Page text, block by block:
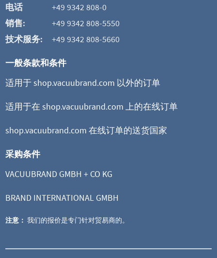
电话
+49 9342 808-0
销售:
+49 9342 808-5550
技术服务:
+49 9342 808-5660
一般条款和条件
适用于 shop.vacuubrand.com 以外的订单
适用于在 shop.vacuubrand.com 上的在线订单
shop.vacuubrand.com 在线订单的送货国家
采购条件
VACUUBRAND GMBH + CO KG
BRAND INTERNATIONAL GMBH
注意： 我们的报价是专门针对贸易商的。